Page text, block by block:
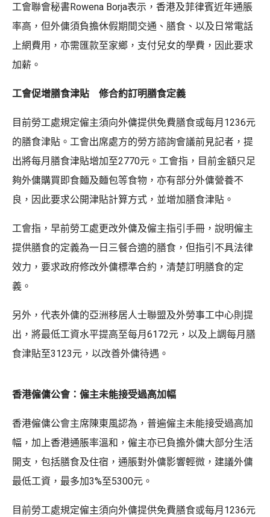
工會聯會秘書Rowena Borja表示，香港及菲律賓近年通脹
率高，但外傭須負擔休假期間交通、膳食、以及日常電話
上網費用，亦需匯款至家鄉，支付兒女的學費，因此要求
加薪。
工會促增膳食津貼 修合約訂明膳食定義
目前勞工處規定僱主須向外傭提供免費膳食或每月1236元
的膳食津貼。工會出席處方的勞方諮詢會議前見記者，提
出將每月膳食津貼增加至2770元。工會指，目前金額只足
夠外傭購買即食麵及麵包等食物，亦有部分外傭營養不
良，因此要求公開津貼計算方式，並增加膳食津貼。
工會指，早前勞工處更改外傭及僱主指引手冊，說明僱主
提供膳食的定義為一日三餐合適的膳食，但指引不具法律
效力，要求政府修改外傭標準合約，清楚訂明膳食的定
義。
另外，代表外傭的亞洲移居人士聯盟及外勞事工中心則提
出，將最低工資水平提高至每月6172元，以及上調每月膳
食津貼至3123元，以改善外傭待遇。
香港僱傭公會：僱主未能接受過高加幅
香港僱傭公會主席陳東風認為，普遍僱主未能接受過高加
幅，加上香港通脹率溫和，僱主亦已負擔外傭大部分生活
開支，包括膳食及住宿，通脹對外傭影響輕微，建議外傭
最低工資，最多加3%至5300元。
目前勞工處規定僱主須向外傭提供免費膳食或每月1236元